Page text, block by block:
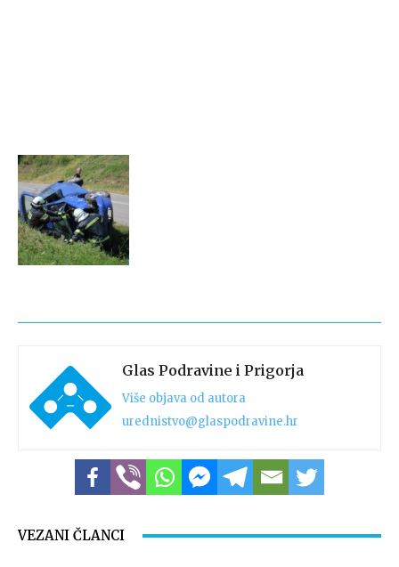
Glas Podravine i Prigorja
Više objava od autora
urednistvo@glaspodravine.hr
VEZANI ČLANCI